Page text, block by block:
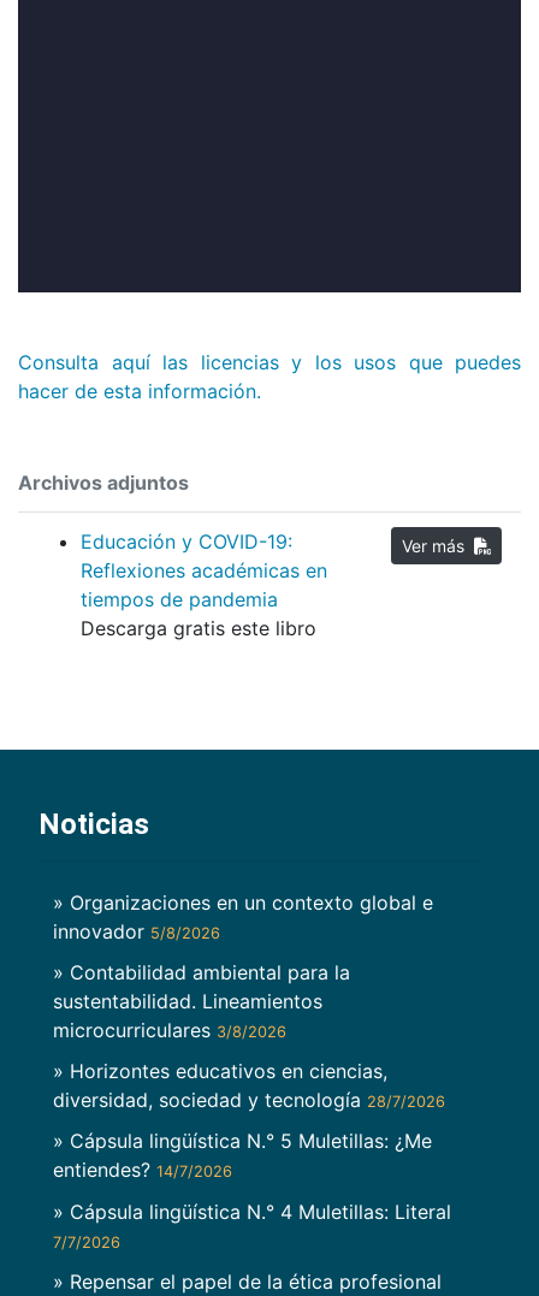
Consulta aquí las licencias y los usos que puedes
hacer de esta información.
Archivos adjuntos
Educación y COVID-19:
Reflexiones académicas en
tiempos de pandemia
Descarga gratis este libro
Noticias
» Organizaciones en un contexto global e
innovador 5/8/2026
» Contabilidad ambiental para la
sustentabilidad. Lineamientos
microcurriculares 3/8/2026
» Horizontes educativos en ciencias,
diversidad, sociedad y tecnología 28/7/2026
» Cápsula lingüística N.° 5 Muletillas: ¿Me
entiendes? 14/7/2026
» Cápsula lingüística N.° 4 Muletillas: Literal
7/7/2026
» Repensar el papel de la ética profesional